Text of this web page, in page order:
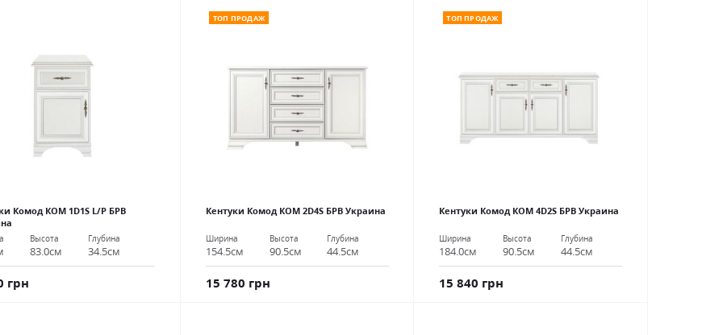
Комод КОМ 1D1S L/P БРВ
Высота
83.0см
Глубина
34.5см
грн
ТОП ПРОДАЖ
Кентуки Комод КОМ 2D4S БРВ Украина
Ширина
154.5см
Высота
90.5см
Глубина
44.5см
15 780 грн
ТОП ПРОДАЖ
Кентуки Комод КОМ 4D2S БРВ Украина
Ширина
184.0см
Высота
90.5см
Глубина
44.5см
15 840 грн